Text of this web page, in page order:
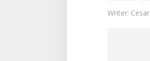
Writer: Cesar